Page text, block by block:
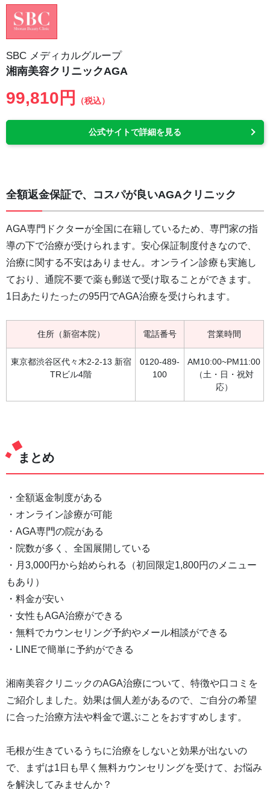
SBC メディカルグループ
湘南美容クリニックAGA
99,810円 （税込）
公式サイトで詳細を見る
全額返金保証で、コスパが良いAGAクリニック
AGA専門ドクターが全国に在籍しているため、専門家の指
導の下で治療が受けられます。安心保証制度付きなので、
治療に関する不安はありません。オンライン診療も実施し
ており、通院不要で薬も郵送で受け取ることができます。
1日あたりたったの95円でAGA治療を受けられます。
住所（新宿本院） 電話番号 営業時間
東京都渋谷区代々木2-2-13 新宿
TRビル4階
0120-489-
100
AM10:00~PM11:00
（土・日・祝対
応）
まとめ
・全額返金制度がある
・オンライン診療が可能
・AGA専門の院がある
・院数が多く、全国展開している
・月3,000円から始められる（初回限定1,800円のメニュー
もあり）
・料金が安い
・女性もAGA治療ができる
・無料でカウンセリング予約やメール相談ができる
・LINEで簡単に予約ができる
湘南美容クリニックのAGA治療について、特徴や口コミを
ご紹介しました。効果は個人差があるので、ご自分の希望
に合った治療方法や料金で選ぶことをおすすめします。
毛根が生きているうちに治療をしないと効果が出ないの
で、まずは1日も早く無料カウンセリングを受けて、お悩み
を解決してみませんか？